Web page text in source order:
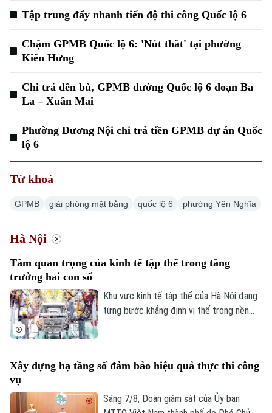
Tập trung đẩy nhanh tiến độ thi công Quốc lộ 6
Chậm GPMB Quốc lộ 6: 'Nút thắt' tại phường
Kiến Hưng
Chi trả đền bù, GPMB đường Quốc lộ 6 đoạn Ba
La – Xuân Mai
Phường Dương Nội chi trả tiền GPMB dự án Quốc
lộ 6
Từ khoá
GPMB giải phóng mặt bằng quốc lộ 6 phường Yên Nghĩa
Hà Nội
Tầm quan trọng của kinh tế tập thể trong tăng
trưởng hai con số
Khu vực kinh tế tập thể của Hà Nội đang
từng bước khẳng định vị thế trong nền
thôn và thúc đẩy tiêu dùng. Đặc biệt, để
mức hai con số, kinh tế tập thể chính là
Xây dựng hạ tầng số đảm bảo hiệu quả thực thi công
vụ
Sáng 7/8, Đoàn giám sát của Ủy ban